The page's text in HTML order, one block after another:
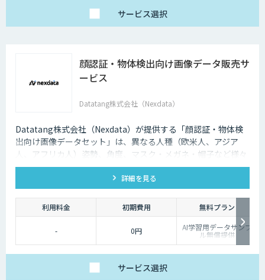
サービス選択
顔認証・物体検出向け画像データ販売サ
ービス
Datatang株式会社（Nexdata）
Datatang株式会社（Nexdata）が提供する「顔認証・物体検
出向け画像データセット」は、異なる人種（欧米人、アジア
人、アフリカ人）姿勢、角度、マスク・メガネ・帽子など様々
な状況をカバー、総計500万枚を超えています。
詳細を見る
利用料金 初期費用 無料プラン
- 0円 AI学習用データサンプ
ル無償提供
サービス選択